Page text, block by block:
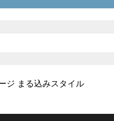
ジ まる込みスタイル